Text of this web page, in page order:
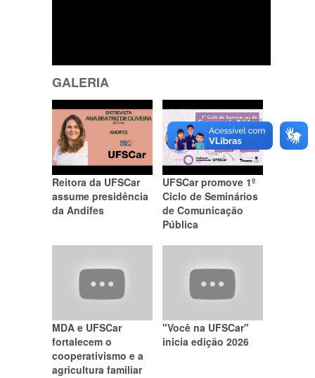
GALERIA
Reitora da UFSCar
assume presidência
da Andifes
UFSCar promove 1º
Ciclo de Seminários
de Comunicação
Pública
MDA e UFSCar
fortalecem o
cooperativismo e a
agricultura familiar
"Você na UFSCar"
inicia edição 2026